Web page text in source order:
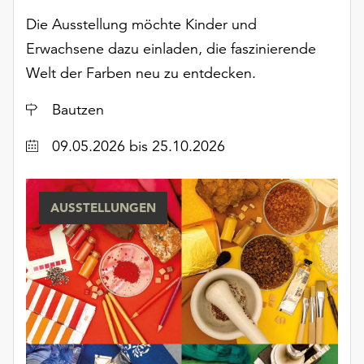
unserer
Datenschutzerklärung
oder
dem
Die Ausstellung möchte Kinder und
Erwachsene dazu einladen, die faszinierende
Welt der Farben neu zu entdecken.
Ort
Bautzen
Datum09.05.2026 bis 25.10.2026
AUSSTELLUNGEN